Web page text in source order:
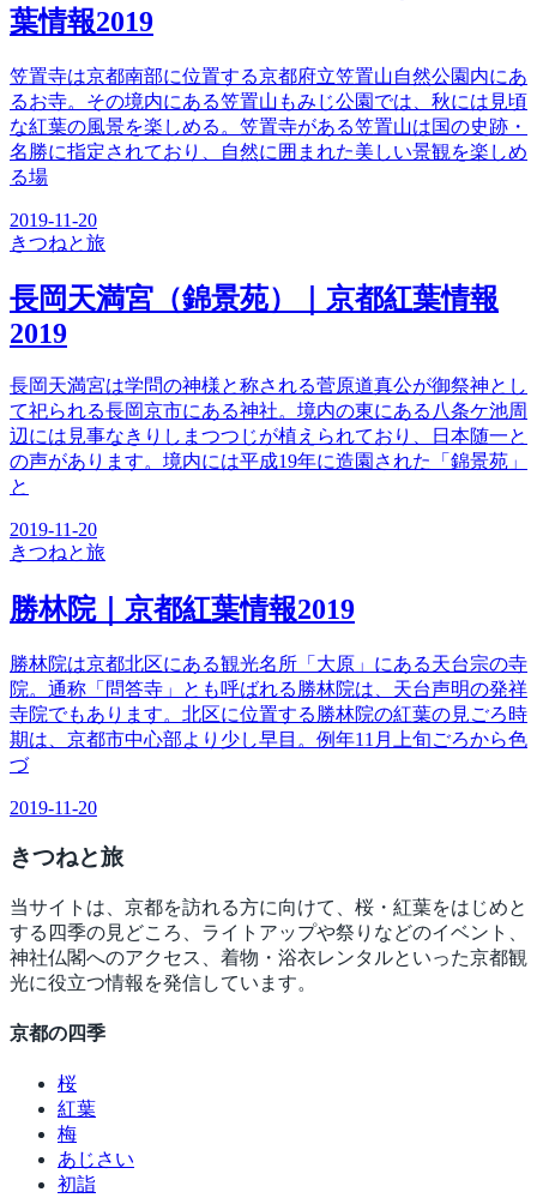
葉情報2019
笠置寺は京都南部に位置する京都府立笠置山自然公園内にあ
るお寺。その境内にある笠置山もみじ公園では、秋には見頃
な紅葉の風景を楽しめる。笠置寺がある笠置山は国の史跡・
名勝に指定されており、自然に囲まれた美しい景観を楽しめ
る場
2019-11-20
きつねと旅
長岡天満宮（錦景苑）｜京都紅葉情報
2019
長岡天満宮は学問の神様と称される菅原道真公が御祭神とし
て祀られる長岡京市にある神社。境内の東にある八条ケ池周
辺には見事なきりしまつつじが植えられており、日本随一と
の声があります。境内には平成19年に造園された「錦景苑」
と
2019-11-20
きつねと旅
勝林院｜京都紅葉情報2019
勝林院は京都北区にある観光名所「大原」にある天台宗の寺
院。通称「問答寺」とも呼ばれる勝林院は、天台声明の発祥
寺院でもあります。北区に位置する勝林院の紅葉の見ごろ時
期は、京都市中心部より少し早目。例年11月上旬ごろから色
づ
2019-11-20
きつねと旅
当サイトは、京都を訪れる方に向けて、桜・紅葉をはじめと
する四季の見どころ、ライトアップや祭りなどのイベント、
神社仏閣へのアクセス、着物・浴衣レンタルといった京都観
光に役立つ情報を発信しています。
京都の四季
桜
紅葉
梅
あじさい
初詣